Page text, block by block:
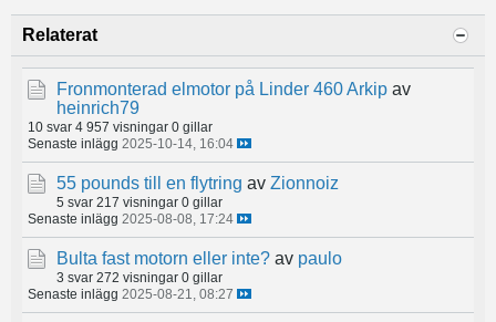
Relaterat
Fronmonterad elmotor på Linder 460 Arkip av
heinrich79
10 svar 4 957 visningar 0 gillar
Senaste inlägg 2025-10-14, 16:04
55 pounds till en flytring av Zionnoiz
5 svar 217 visningar 0 gillar
Senaste inlägg 2025-08-08, 17:24
Bulta fast motorn eller inte? av paulo
3 svar 272 visningar 0 gillar
Senaste inlägg 2025-08-21, 08:27